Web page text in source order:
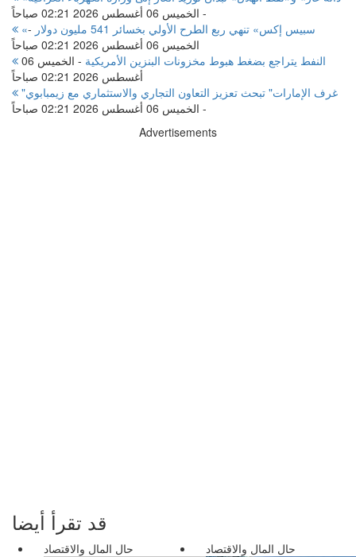
- الخميس 06 أغسطس 2026 02:21 صباحاً
«سبيس إكس» تنهي ربع الطرح الأولي بخسائر 541 مليون دولار
-
الخميس 06 أغسطس 2026 02:21 صباحاً
النفط يتراجع بضغط هبوط مخزونات البنزين الأمريكية -
الخميس 06
أغسطس 2026 02:21 صباحاً
"غرف الإمارات" تبحث تعزيز التعاون التجاري والاستثماري مع زيمبابوي
- الخميس 06 أغسطس 2026 02:21 صباحاً
Advertisements
قد تقرأ أيضا
حال المال والاقتصاد حال المال والاقتصاد